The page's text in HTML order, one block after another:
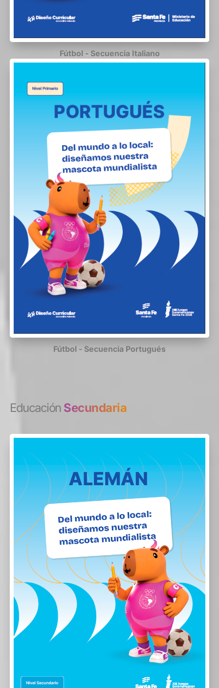
Fútbol - Secuencia Italiano
Fútbol - Secuencia Portugués
Educación Secundaria